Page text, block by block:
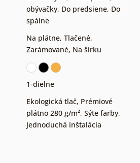
obývačky, Do predsiene, Do
spálne
Na plátne, Tlačené,
Zarámované, Na šírku
1-dielne
Ekologická tlač, Prémiové
plátno 280 g/m², Sýte farby,
Jednoduchá inštalácia